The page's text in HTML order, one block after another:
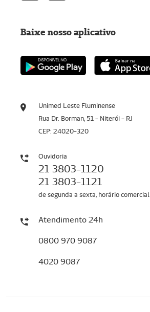
Unimed Leste Fluminense
Rua Dr. Borman, 51 - Niterói - RJ
CEP: 24020-320
Ouvidoria
21 3803-1120
21 3803-1121
de segunda a sexta, horário comercial
Atendimento 24h
0800 970 9087
4020 9087
Baixe nosso aplicativo